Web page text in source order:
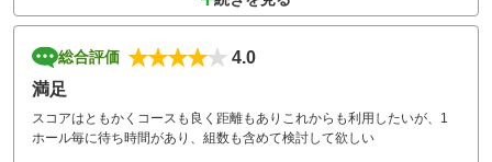
総合評価
4.0
満足
スコアはともかくコースも良く距離もありこれからも利用したいが、1
ホール毎に待ち時間があり、組数も含めて検討して欲しい